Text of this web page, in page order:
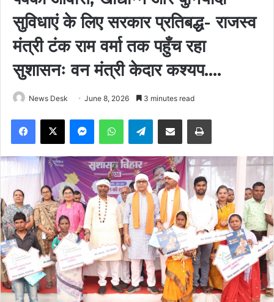
सुविधाएं के लिए सरकार प्रतिबद्ध- राजस्व
मंत्री टंक राम वर्मा तक पहुँच रहा
सुशासनः वन मंत्री केदार कश्यप….
News Desk June 8, 2026 3 minutes read
Facebook
X MessengerWhatsAppTelegramShare via Email Print